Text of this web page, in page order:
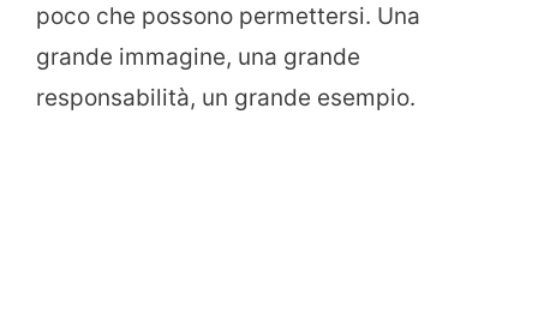
poco che possono permettersi. Una
grande immagine, una grande
responsabilità, un grande esempio.